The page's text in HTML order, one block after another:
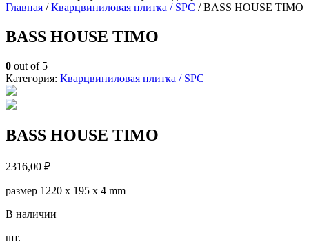
Главная /Кварцвиниловая плитка / SPС / BASS HOUSE TIMO
BASS HOUSE TIMO
0 out of 5
Категория: Кварцвиниловая плитка / SPС
BASS HOUSE TIMO
2316,00 ₽
размер 1220 x 195 х 4 mm
В наличии
Количество
шт.